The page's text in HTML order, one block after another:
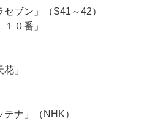
セブン」（S41～42）
０番」
」
テナ」（NHK）